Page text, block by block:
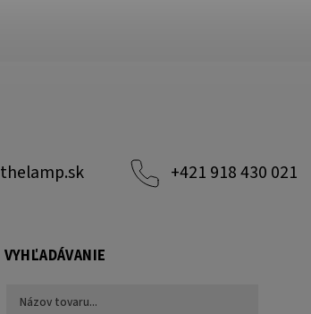
thelamp.sk +421 918 430 021
VYHĽADÁVANIE